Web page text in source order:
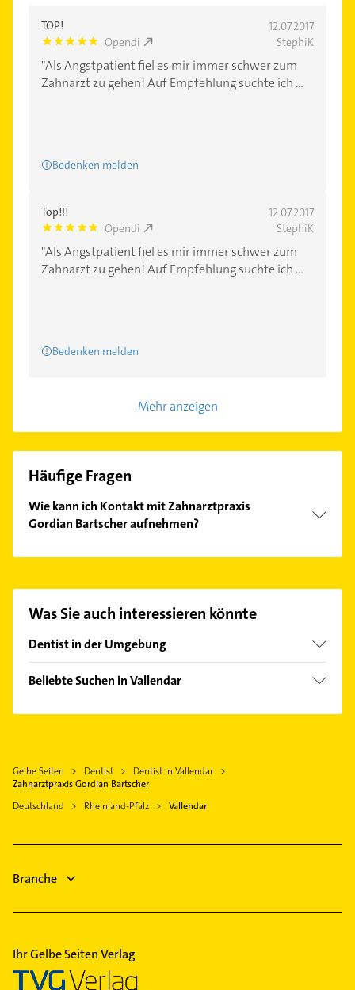
TOP! 12.07.2017
5.0 Opendi StephiK
"Als Angstpatient fiel es mir immer schwer zum
Zahnarzt zu gehen! Auf Empfehlung suchte ich ...
Bedenken melden
Top!!! 12.07.2017
5.0 Opendi StephiK
"Als Angstpatient fiel es mir immer schwer zum
Zahnarzt zu gehen! Auf Empfehlung suchte ich ...
Bedenken melden
Mehr anzeigen
Häufige Fragen
Wie kann ich Kontakt mit Zahnarztpraxis
Gordian Bartscher aufnehmen?
Hier finden Sie alleKontaktdaten
Was Sie auch interessieren könnte
Dentist in der Umgebung
Urbar
Koblenz am Rhein
Bad Ems
Lahnstein
Neuwied
Weißenthurm
Beliebte Suchen in Vallendar
Physikalische Therapie
Heizung & Sanitär
Heizungsbauer
Heizungsfirmen
Gelbe Seiten Dentist
Dentist in Vallendar
Zahnarztpraxis Gordian Bartscher
Deutschland
Rheinland-Pfalz Vallendar
Branche
Ihr Gelbe Seiten Verlag